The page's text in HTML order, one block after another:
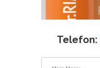
Telefon: